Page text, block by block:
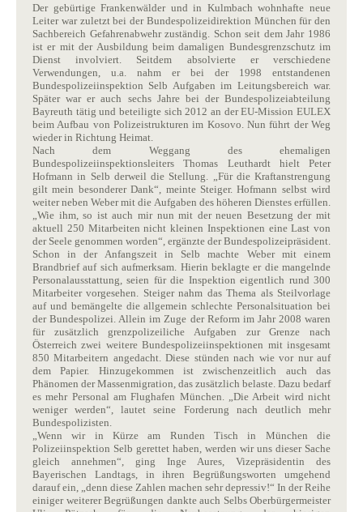
Der gebürtige Frankenwälder und in Kulmbach wohnhafte neue
Leiter war zuletzt bei der Bundespolizeidirektion München für den
Sachbereich Gefahrenabwehr zuständig. Schon seit dem Jahr 1986
ist er mit der Ausbildung beim damaligen Bundesgrenzschutz im
Dienst involviert. Seitdem absolvierte er verschiedene
Verwendungen, u.a. nahm er bei der 1998 entstandenen
Bundespolizeiinspektion Selb Aufgaben im Leitungsbereich war.
Später war er auch sechs Jahre bei der Bundespolizeiabteilung
Bayreuth tätig und beteiligte sich 2012 an der EU-Mission EULEX
beim Aufbau von Polizeistrukturen im Kosovo. Nun führt der Weg
wieder in Richtung Heimat.
Nach dem Weggang des ehemaligen
Bundespolizeiinspektionsleiters Thomas Leuthardt hielt Peter
Hofmann in Selb derweil die Stellung. „Für die Kraftanstrengung
gilt mein besonderer Dank“, meinte Steiger. Hofmann selbst wird
weiter neben Weber mit die Aufgaben des höheren Dienstes erfüllen.
„Wie ihm, so ist auch mir nun mit der neuen Besetzung der mit
aktuell 250 Mitarbeiten nicht kleinen Inspektionen eine Last von
der Seele genommen worden“, ergänzte der Bundespolizeipräsident.
Schon in der Anfangszeit in Selb machte Weber mit einem
Brandbrief auf sich aufmerksam. Hierin beklagte er die mangelnde
Personalausstattung, seien für die Inspektion eigentlich rund 300
Mitarbeiter vorgesehen. Steiger nahm das Thema als Steilvorlage
auf und bemängelte die allgemein schlechte Personalsituation bei
der Bundespolizei. Allein im Zuge der Reform im Jahr 2008 waren
für zusätzlich grenzpolizeiliche Aufgaben zur Grenze nach
Österreich zwei weitere Bundespolizeiinspektionen mit insgesamt
850 Mitarbeitern angedacht. Diese stünden nach wie vor nur auf
dem Papier. Hinzugekommen ist zwischenzeitlich auch das
Phänomen der Massenmigration, das zusätzlich belaste. Dazu bedarf
es mehr Personal am Flughafen München. „Die Arbeit wird nicht
weniger werden“, lautet seine Forderung nach deutlich mehr
Bundespolizisten.
„Wenn wir in Kürze am Runden Tisch in München die
Polizeiinspektion Selb gerettet haben, werden wir uns dieser Sache
gleich annehmen“, ging Inge Aures, Vizepräsidentin des
Bayerischen Landtags, in ihren Begrüßungsworten umgehend
darauf ein, „denn diese Zahlen machen sehr depressiv!“ In der Reihe
einiger weiterer Begrüßungen dankte auch Selbs Oberbürgermeister